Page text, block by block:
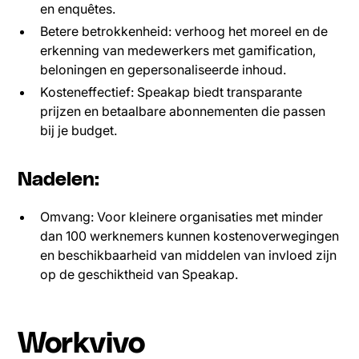
en enquêtes.
Betere betrokkenheid: verhoog het moreel en de
erkenning van medewerkers met gamification,
beloningen en gepersonaliseerde inhoud.
Kosteneffectief: Speakap biedt transparante
prijzen en betaalbare abonnementen die passen
bij je budget.
Nadelen:
Omvang: Voor kleinere organisaties met minder
dan 100 werknemers kunnen kostenoverwegingen
en beschikbaarheid van middelen van invloed zijn
op de geschiktheid van Speakap.
Workvivo